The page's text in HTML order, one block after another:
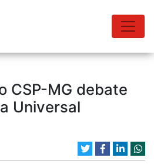
CSP-MG debate
Universal